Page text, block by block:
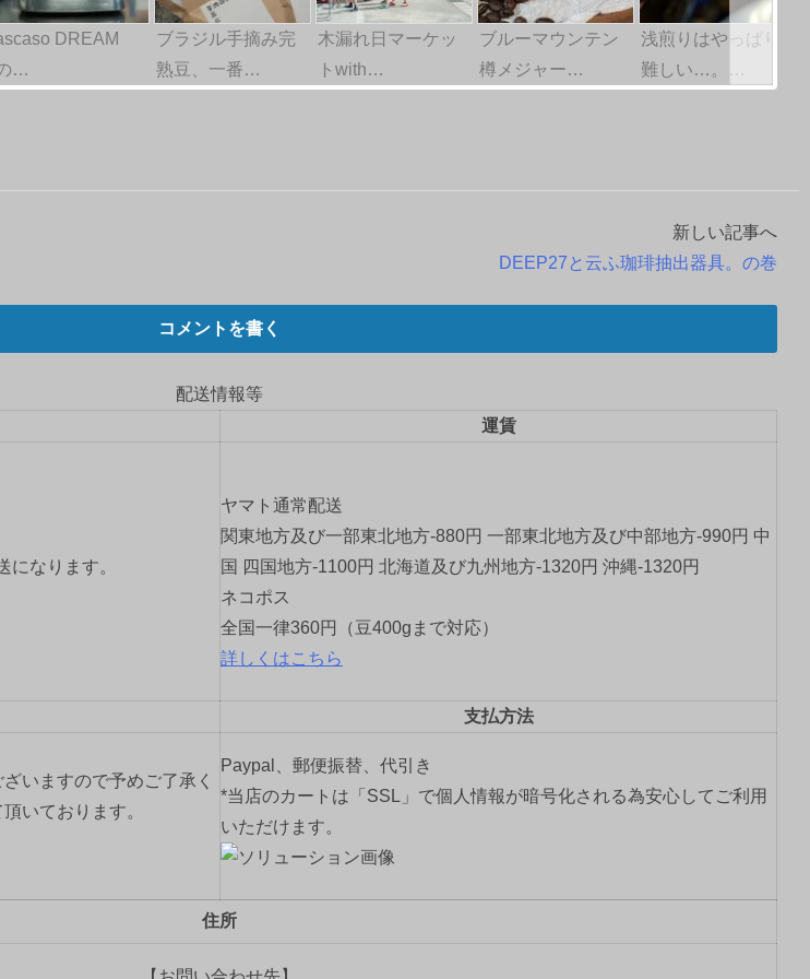
DREAM
…
ブラジル手摘み完
熟豆、一番…
木漏れ日マーケッ
トwith…
ブルーマウンテン
樽メジャー…
浅煎りはやっぱり
難しい…。…
新しい記事へ
DEEP27と云ふ珈琲抽出器具。の巻
コメントを書く
配送情報等
運賃
なります。
ヤマト通常配送
関東地方及び一部東北地方-880円 一部東北地方及び中部地方-990円 中
国 四国地方-1100円 北海道及び九州地方-1320円 沖縄-1320円
ネコポス
全国一律360円（豆400gまで対応）
詳しくはこちら
支払方法
いますので予めご了承く
いております。
Paypal、郵便振替、代引き
*当店のカートは「SSL」で個人情報が暗号化される為安心してご利用
いただけます。
住所